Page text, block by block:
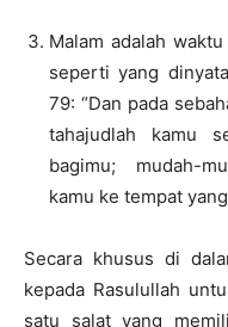
Malam adalah
seperti yang
79: “Dan pada
tahajudlah kamu
bagimu; mudah-
kamu ke tempat
Secara khusus di
kepada Rasulullah
satu salat yang